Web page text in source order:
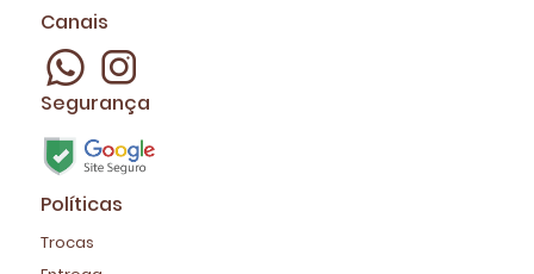
Canais
Segurança
Políticas
Trocas